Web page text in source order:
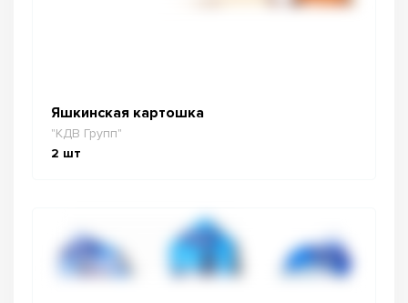
Яшкинская картошка
"КДВ Групп"
2 шт